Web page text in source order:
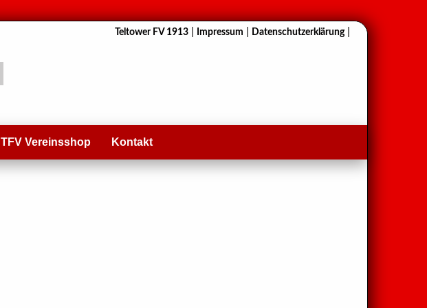
Teltower FV 1913 Impressum Datenschutzerklärung|
TFV Vereinsshop Kontakt